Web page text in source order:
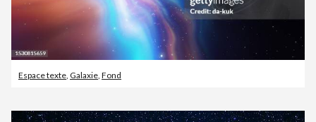
Espace texte, Galaxie, Fond